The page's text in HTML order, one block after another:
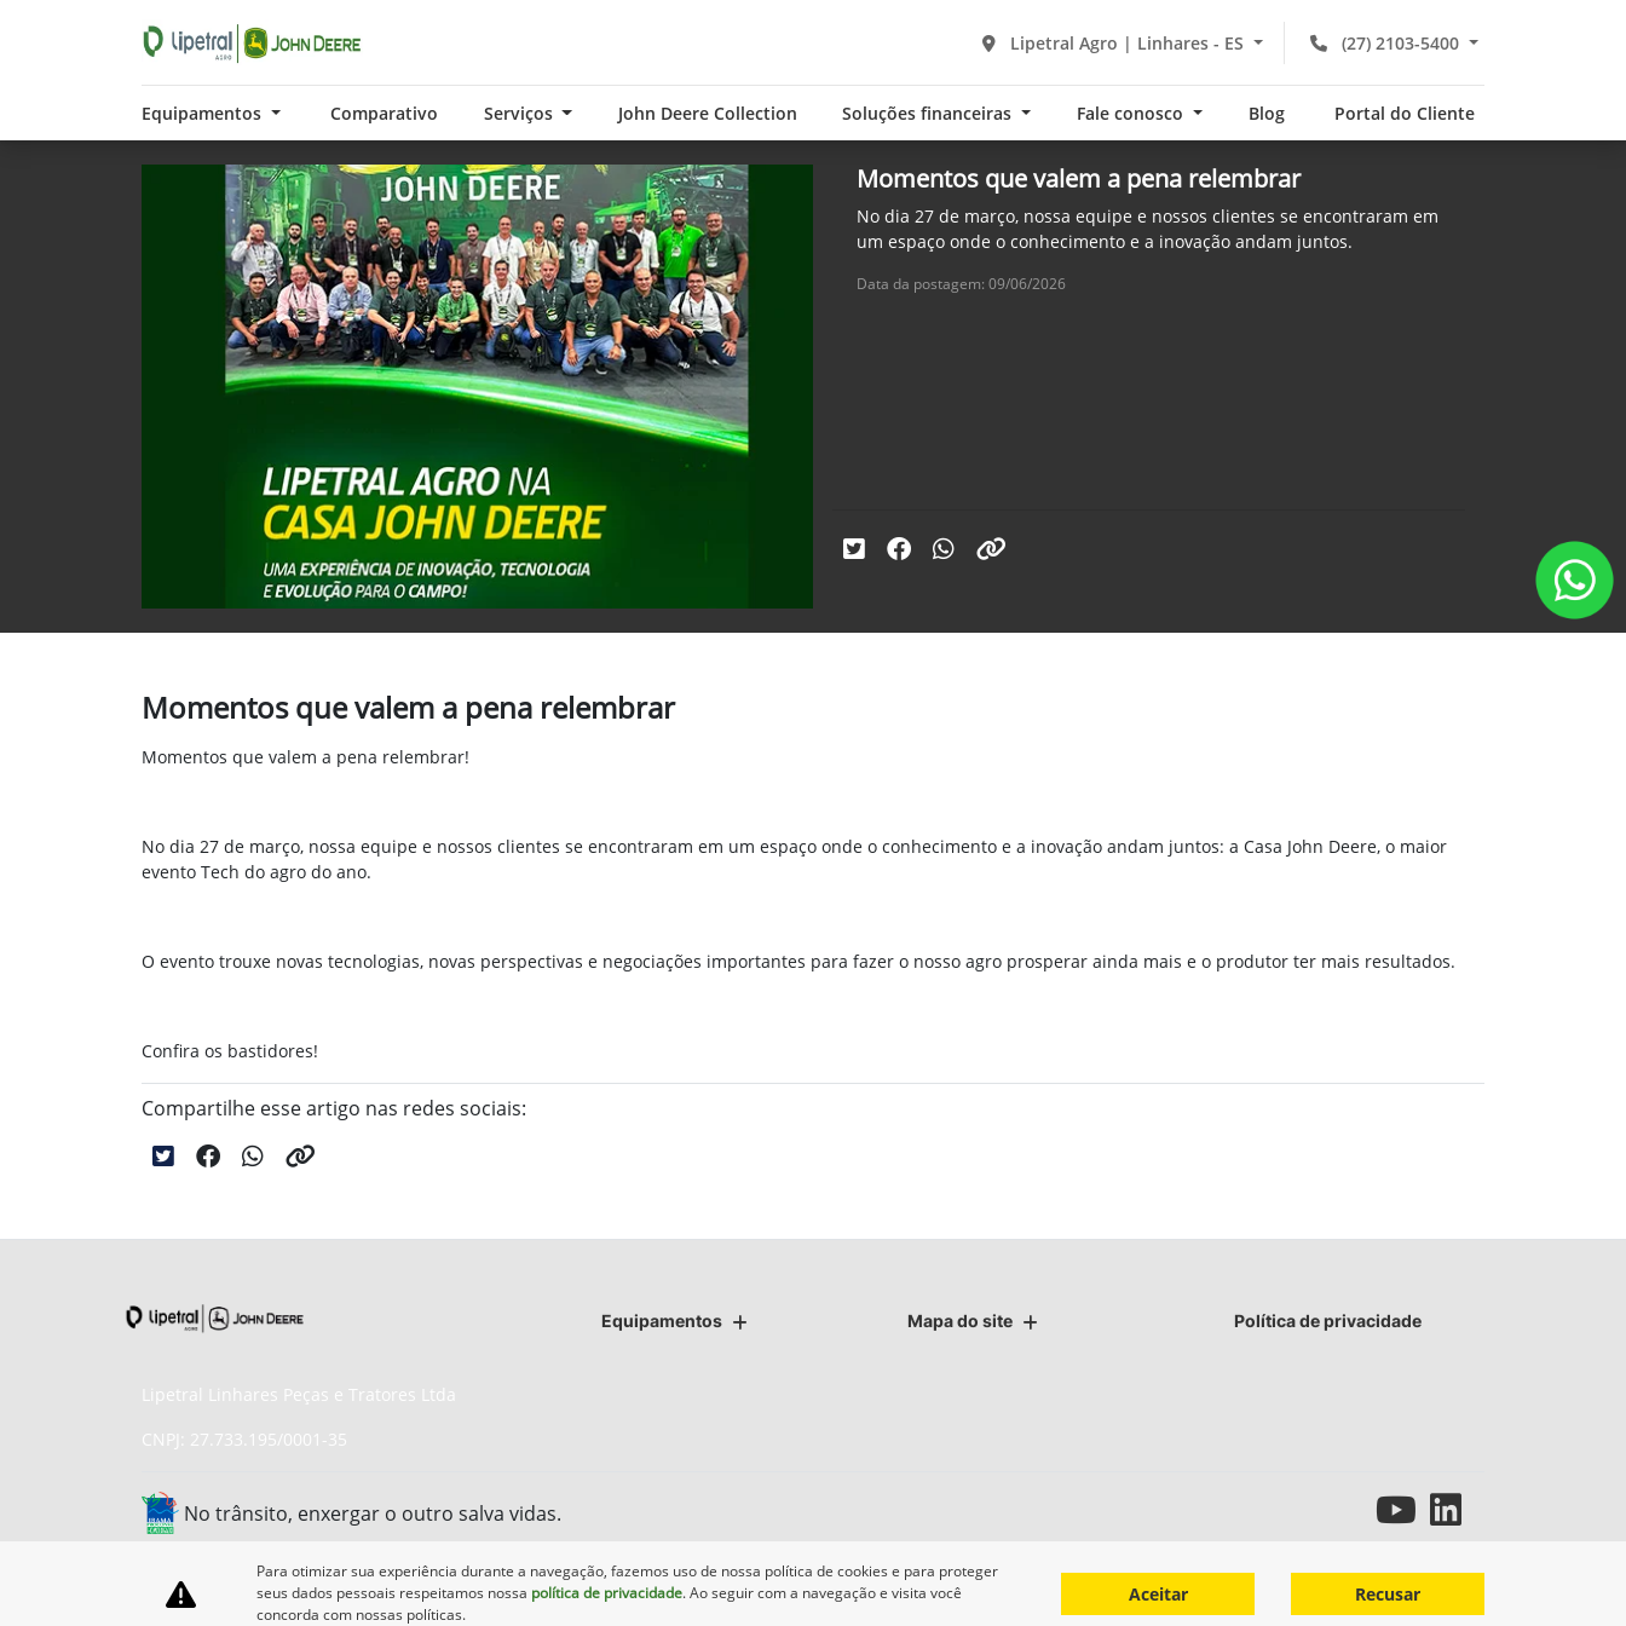
(27) 2103-5400
Lipetral Agro | Linhares - ES
Equipamentos Comparativo Serviços John Deere Collection Soluções financeiras Fale conosco Blog Portal do Cliente
Momentos que valem a pena relembrar
No dia 27 de março, nossa equipe e nossos clientes se encontraram em
um espaço onde o conhecimento e a inovação andam juntos.
Data da postagem: 09/06/2026
Momentos que valem a pena relembrar
Momentos que valem a pena relembrar!
No dia 27 de março, nossa equipe e nossos clientes se encontraram em um espaço onde o conhecimento e a inovação andam juntos: a Casa John Deere, o maior
evento Tech do agro do ano.
O evento trouxe novas tecnologias, novas perspectivas e negociações importantes para fazer o nosso agro prosperar ainda mais e o produtor ter mais resultados.
Confira os bastidores!
Compartilhe esse artigo nas redes sociais:
Equipamentos Mapa do site Política de privacidade
Lipetral Linhares Peças e Tratores Ltda
CNPJ: 27.733.195/0001-35
No trânsito, enxergar o outro salva vidas.
Para otimizar sua experiência durante a navegação, fazemos uso de nossa política de cookies e para proteger
seus dados pessoais respeitamos nossa política de privacidade. Ao seguir com a navegação e visita você
concorda com nossas políticas.
Aceitar Recusar